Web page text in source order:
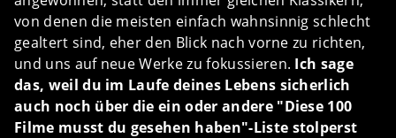
von denen die meisten einfach wahnsinnig schlecht
gealtert sind, eher den Blick nach vorne zu richten,
und uns auf neue Werke zu fokussieren. Ich sage
das, weil du im Laufe deines Lebens sicherlich
auch noch über die ein oder andere "Diese 100
Filme musst du gesehen haben"-Liste stolperst